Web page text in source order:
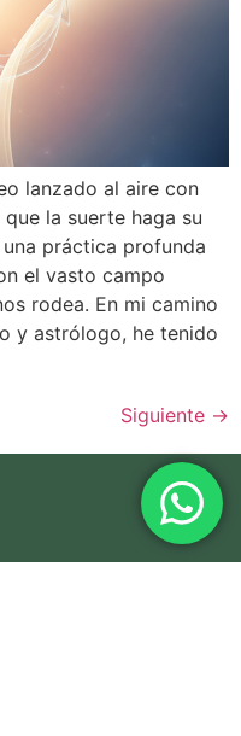
lanzado al aire con
la suerte haga su
práctica profunda
el vasto campo
rodea. En mi camino
y astrólogo, he tenido
Siguiente →